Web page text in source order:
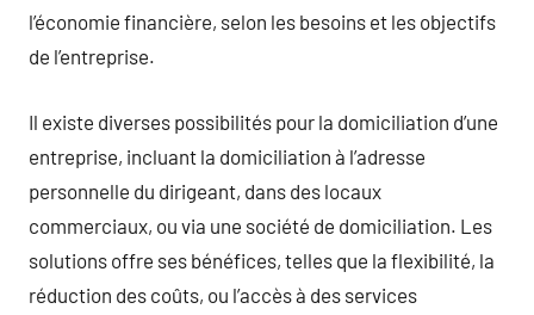
l’économie financière, selon les besoins et les objectifs
de l’entreprise.
Il existe diverses possibilités pour la domiciliation d’une
entreprise, incluant la domiciliation à l’adresse
personnelle du dirigeant, dans des locaux
commerciaux, ou via une société de domiciliation. Les
solutions offre ses bénéfices, telles que la flexibilité, la
réduction des coûts, ou l’accès à des services